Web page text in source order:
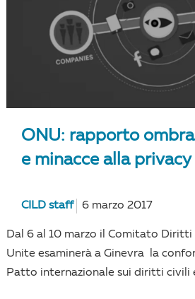
ONU: rapporto
e minacce alla privacy
CILD staff 6 marzo 2017
Dal 6 al 10 marzo il Comitato Diritti
Unite esaminerà a Ginevra la
Patto internazionale sui diritti civili